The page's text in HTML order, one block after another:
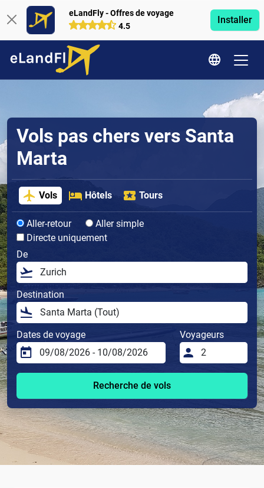
eLandFly - Offres de voyage
4.5
Installer
Vols pas chers vers Santa
Marta
Vols Hôtels Tours
Aller-retour
Aller simple
Directe uniquement
De
Destination
Dates de voyage Voyageurs
Recherche de vols